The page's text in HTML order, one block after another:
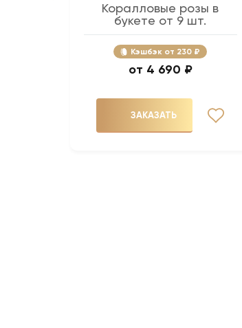
Коралловые розы в
букете от 9 шт.
Кэшбэк 230 ₽
4 690 ₽
ЗАКАЗАТЬ